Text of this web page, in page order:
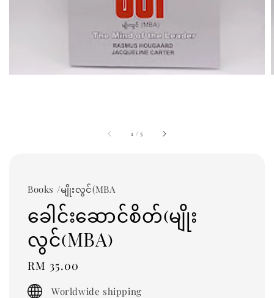
1 /5
Books /မျိုးလွင်(MBA
ခေါင်းဆောင်စိတ်(မျိုး
လွင်(MBA)
Regular
price
RM 35.00
Worldwide shipping